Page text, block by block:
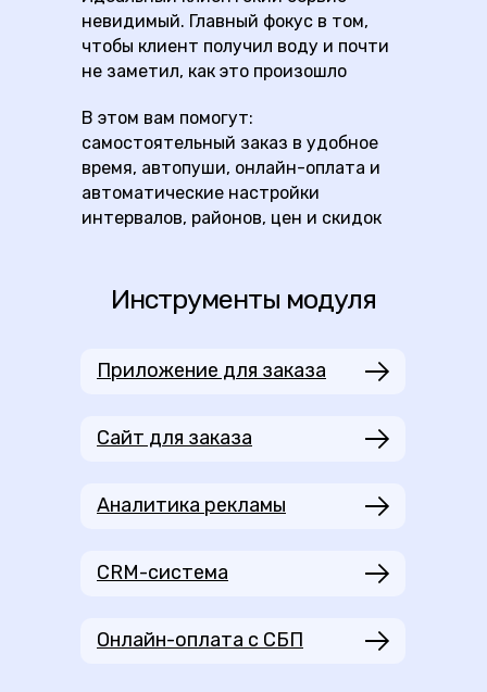
невидимый. Главный фокус в том,
чтобы клиент получил воду и почти
не заметил, как это произошло
В этом вам помогут:
самостоятельный заказ в удобное
время, автопуши, онлайн-оплата и
автоматические настройки
интервалов, районов, цен и скидок
Инструменты модуля
Приложение для заказа
Сайт для заказа
CRM-система
Онлайн-оплата с СБП
Аналитика рекламы